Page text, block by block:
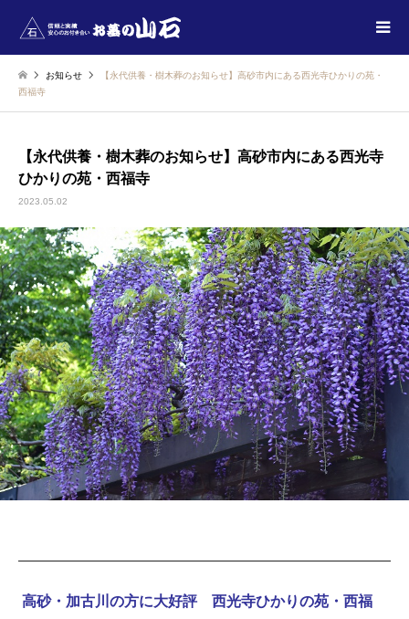
お知らせ
【永代供養・樹木葬のお知らせ】高砂市内にある西光寺ひかりの苑・
西福寺
【永代供養・樹木葬のお知らせ】高砂市内にある西光寺
ひかりの苑・西福寺
2023.05.02
高砂・加古川の方に大好評 西光寺ひかりの苑・西福